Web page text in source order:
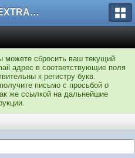
Форум EXTRACTOR.ru
сбросить ваш текущий
адрес в соответствующие поля
к регистру букв.
письмо с просьбой о
же ссылкой на дальнейшие